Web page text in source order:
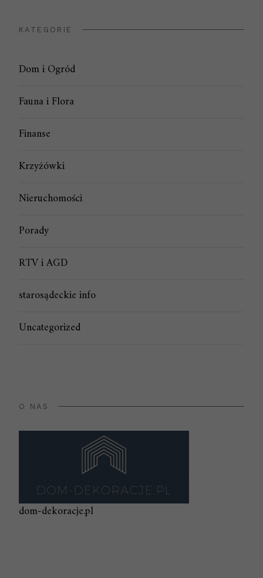
KATEGORIE
Dom i Ogród
Fauna i Flora
Finanse
Krzyżówki
Nieruchomości
Porady
RTV i AGD
starosądeckie info
Uncategorized
O NAS
dom-dekoracje.pl